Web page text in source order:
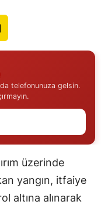
telefonunuza gelsin.
üzerinde
yangın, itfaiye
altına alınarak